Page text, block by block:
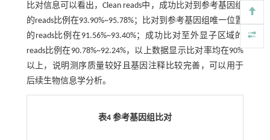
比对信息可以看出，Clean reads中，成功比对到参考基因组
的reads比例在93.90%~95.78%；比对到参考基因组唯一位置
的reads比例在91.56%~93.40%；成功比对至外显子区域的
reads比例在90.78%~92.24%，以上数据显示比对率均在90%
以上，说明测序质量较好且基因注释比较完善，可以用于
后续生物信息学分析。
表4 参考基因组比对